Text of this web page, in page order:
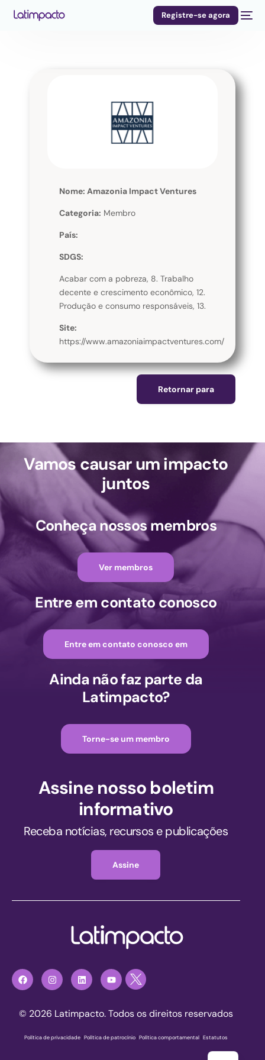
Registre-se agora
Nome: Amazonia Impact Ventures
Categoria: Membro
País:
SDGS:
Acabar com a pobreza, 8. Trabalho
decente e crescimento econômico, 12.
Produção e consumo responsáveis, 13.
Site:
https://www.amazoniaimpactventures.com/
Retornar para
Vamos causar um impacto
juntos
Conheça nossos membros
Ver membros
Entre em contato conosco
Entre em contato conosco em
Ainda não faz parte da
Latimpacto?
Torne-se um membro
Assine nosso boletim
informativo
Receba notícias, recursos e publicações
Assine
© 2026 Latimpacto. Todos os direitos reservados
Política de privacidade|Política de patrocínio|Política comportamental|Estatutos
Registre-se agora